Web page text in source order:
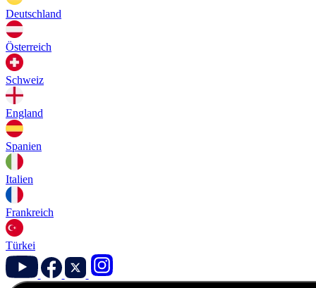
Deutschland
Österreich
Schweiz
England
Spanien
Italien
Frankreich
Türkei